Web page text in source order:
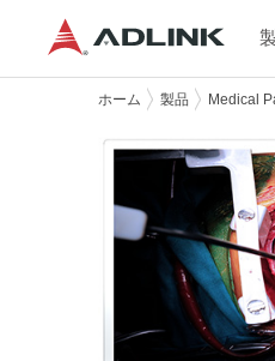
ホーム 製品 Medical